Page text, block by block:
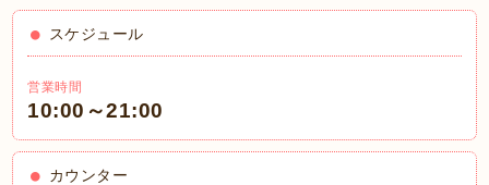
スケジュール
営業時間
10:00～21:00
カウンター